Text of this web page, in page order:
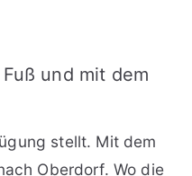
und mit dem
stellt. Mit dem
Oberdorf. Wo die